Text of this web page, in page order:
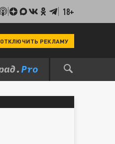
18+
ОТКЛЮЧИТЬ РЕКЛАМУ